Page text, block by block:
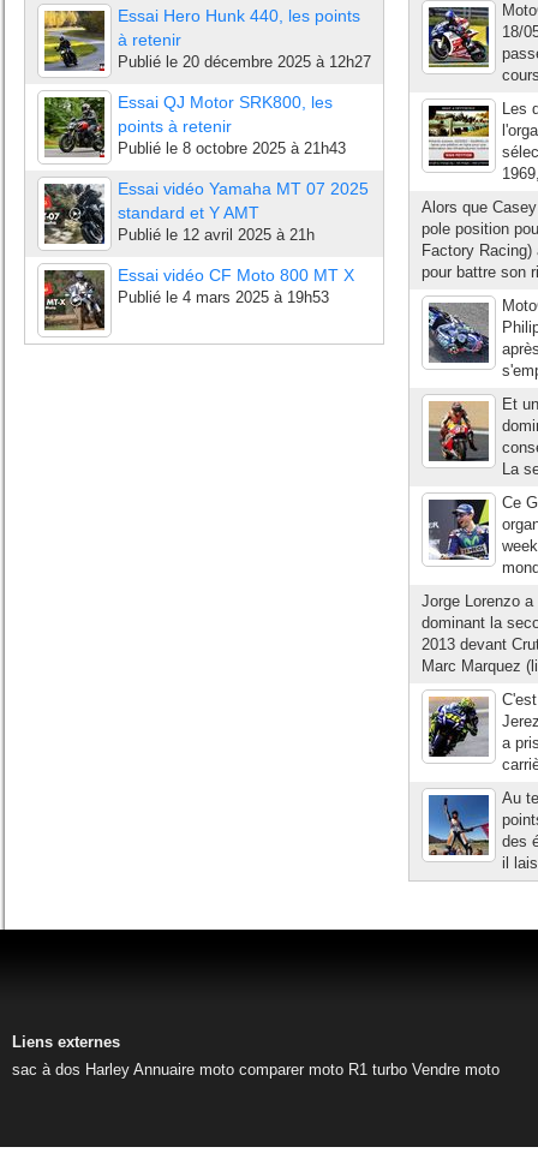
Essai Hero Hunk 440, les points
à retenir
Publié le 20 décembre 2025 à 12h27
Essai QJ Motor SRK800, les
points à retenir
Publié le 8 octobre 2025 à 21h43
Essai vidéo Yamaha MT 07 2025
standard et Y AMT
Publié le 12 avril 2025 à 21h
Essai vidéo CF Moto 800 MT X
Publié le 4 mars 2025 à 19h53
18/
Les
Alors que
pole position
Factory
pour battre son
Et
La
Ce
Jorge Lorenzo
dominant la
2013 devant
Marc Marquez
a
Au
des
il
Liens externes
sac à dos Harley Annuaire moto comparer moto R1 turbo Vendre moto